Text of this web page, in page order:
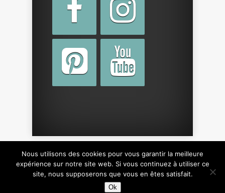
Copyright © 2015 parcotebebe.fr. Tous droits
réservés, y compris sur le design du site.
Nous utilisons des cookies pour vous garantir la meilleure
expérience sur notre site web. Si vous continuez à utiliser ce
site, nous supposerons que vous en êtes satisfait.
Ok